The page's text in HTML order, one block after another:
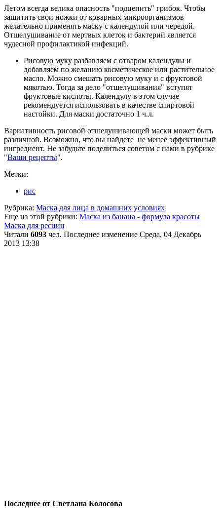
Летом всегда велика опасность "подцепить" грибок. Чтобы
защитить свои ножки от коварных микроорганизмов
желательно применять маску с календулой или чередой.
Отшелушивание от мертвых клеток и бактерий является
чудесной профилактикой инфекций.
Рисовую муку разбавляем с отваром календулы и
добавляем по желанию косметическое или растительное
масло. Можно смешать рисовую муку и с фруктовой
мякотью. Тогда за дело "отшелушивания" вступят
фруктовые кислоты. Календулу в этом случае
рекомендуется использовать в качестве спиртовой
настойки. Для маски достаточно 1 ч.л.
Вариативность рисовой отшелушивающей маски может быть
различной. Возможно, что вы найдете не менее эффективный
ингредиент. Не забудьте поделиться советом с нами в рубрике
"Ваши рецепты".
Метки:
рис
Рубрика: Маска для лица в домашних условиях
Еще из этой рубрики: Маска из банана - формула красоты
Маска для ресниц
Читали 6093 чел. Последнее изменение Среда, 04 Декабрь
2013 13:38
Последнее от Светлана Колосова